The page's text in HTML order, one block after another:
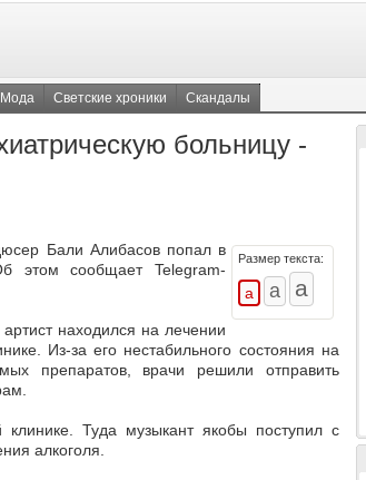
Мода Светские хроники Скандалы
больницу -
Размер текста:
Бали Алибасов попал в
этом сообщает Telegram-
находился на лечении
Из-за его нестабильного состояния на
препаратов, врачи решили отправить
клинике. Туда музыкант якобы поступил с
алкоголя.